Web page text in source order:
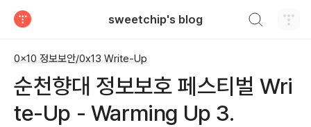
sweetchip's blog
0x10 정보보안/0x13 Write-Up
순천향대 정보보호 페스티벌 Wri
te-Up - Warming Up 3.